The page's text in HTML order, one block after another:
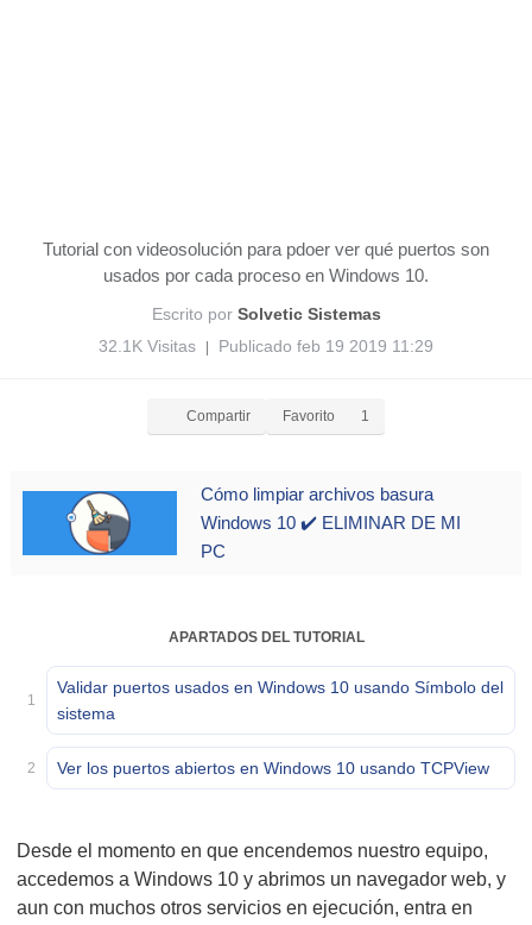
Tutorial con videosolución para pdoer ver qué puertos son
usados por cada proceso en Windows 10.
Escrito por Solvetic Sistemas
32.1K Visitas
Publicado feb 19 2019 11:29
Compartir Favorito 1
Cómo limpiar archivos basura
Windows 10 ✔️ ELIMINAR DE MI
PC
APARTADOS DEL TUTORIAL
1
Validar puertos usados en Windows 10 usando Símbolo del
sistema
2 Ver los puertos abiertos en Windows 10 usando TCPView
Desde el momento en que encendemos nuestro equipo,
accedemos a Windows 10 y abrimos un navegador web, y
aun con muchos otros servicios en ejecución, entra en